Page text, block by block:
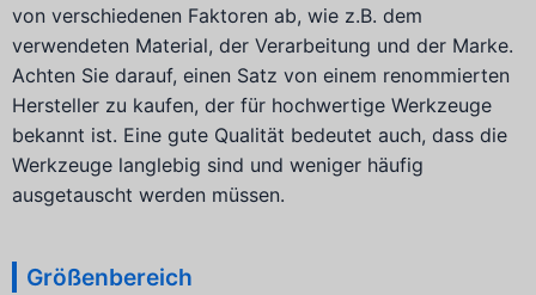
von verschiedenen Faktoren ab, wie z.B. dem
verwendeten Material, der Verarbeitung und der Marke.
Achten Sie darauf, einen Satz von einem renommierten
Hersteller zu kaufen, der für hochwertige Werkzeuge
bekannt ist. Eine gute Qualität bedeutet auch, dass die
Werkzeuge langlebig sind und weniger häufig
ausgetauscht werden müssen.
Größenbereich